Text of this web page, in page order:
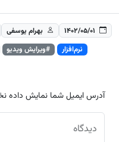
۱۴۰۲/۰۵/۰۱ بهرام یوسفی
نرم‌افزار
#ویرایش ویدیو
آدرس ایمیل شما نمایش داده
دیدگاه